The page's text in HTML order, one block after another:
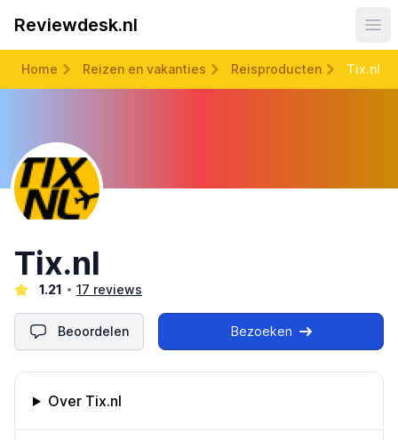
Reviewdesk.nl
Home Reizen en vakanties Reisproducten Tix.nl
Tix.nl
1.21 17 reviews
Beoordelen Bezoeken
Omschrijving bedrijf
Over Tix.nl